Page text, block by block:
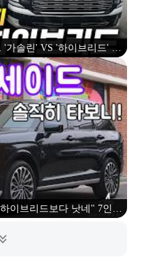
'가솔린' VS '하이브리드' 비
꼭 보세요
이브리드보다 낫네" 7인승